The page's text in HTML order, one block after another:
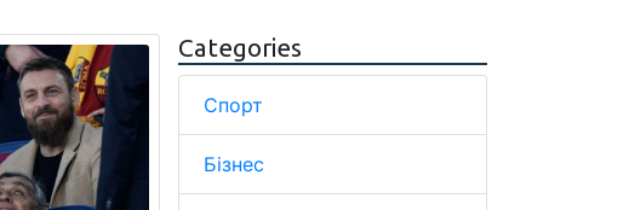
Categories
Спорт
Бізнес